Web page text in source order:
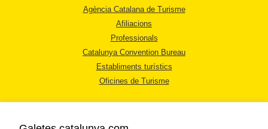
Agència Catalana de Turisme
Afiliacions
Professionals
Catalunya Convention Bureau
Establiments turístics
Oficines de Turisme